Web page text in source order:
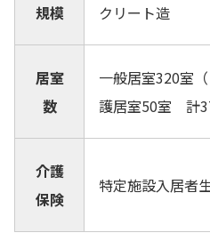
規模
クリート造
居室
数
一般居室320室
護居室50室 計
介護
保険
特定施設入居者